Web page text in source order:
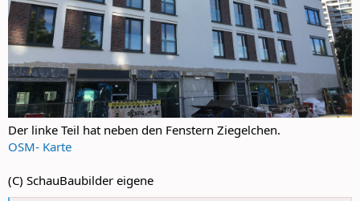
Der linke Teil hat neben den Fenstern Ziegelchen.
OSM- Karte
(C) SchauBaubilder eigene